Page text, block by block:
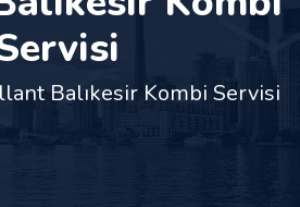
Balıkesir Kombi Servisi